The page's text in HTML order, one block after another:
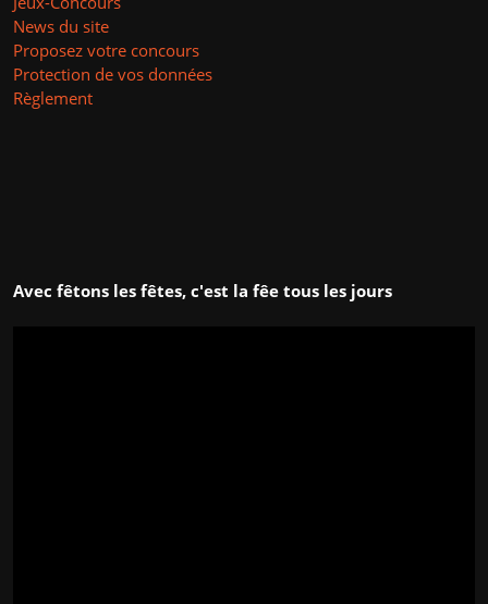
News du site
Proposez votre concours
Protection de vos données
Règlement
Avec fêtons les fêtes, c'est la fêe tous les jours